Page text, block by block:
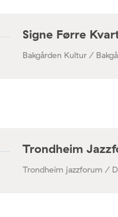
Signe Førre
Bakgården Kultur /
Trondheim
Trondheim jazzforum /